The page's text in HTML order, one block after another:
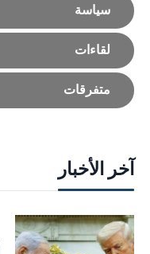
سياسة
لقاءات
متفرقات
آخر الأخبار